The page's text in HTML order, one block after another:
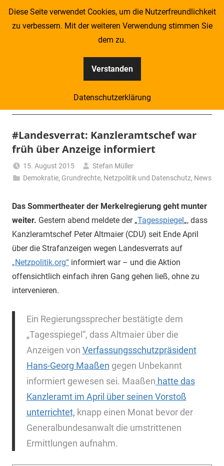
Zum
Kompass
–
Zeitung
für
Piraten
#Landesverrat: Kanzleramtschef war
früh über Anzeige informiert
15. August 2015
Stefan Müller
Demokratie, Grundrechte, Netzpolitik und Datenschutz, News
Das Sommertheater der Merkelregierung geht munter
weiter. Gestern abend meldete der „Tagesspiegel „, dass
Kanzleramtschef Peter Altmaier (CDU) seit Ende April
über die Strafanzeigen wegen Landesverrats auf
„Netzpolitik.org“ informiert war – und die Aktion
offensichtlich einfach ihren Gang gehen ließ, ohne zu
intervenieren.
Ein Regierungssprecher bestätigte dem
„Tagesspiegel“, dass Altmaier über die
Anzeigen von Verfassungsschutzpräsident
Hans-Georg Maaßen gegen Unbekannt
informiert gewesen sei. Maaßen hatte das
Kanzleramt im April über seinen Vorstoß
unterrichtet, knapp einen Monat bevor der
Generalbundesanwalt die umstrittenen
Ermittlungen aufnahm.
Diese Seite verwendet Cookies, um die Nutzerfreundlichkeit
zu verbessern. Mit der weiteren Verwendung stimmen Sie
dem zu.
Verstanden
Datenschutzerklärung